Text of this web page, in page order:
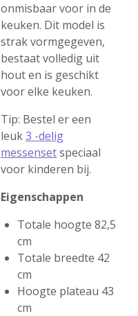
onmisbaar voor in de
keuken. Dit model is
strak vormgegeven,
bestaat volledig uit
hout en is geschikt
voor elke keuken.
Tip: Bestel er een
leuk3 -delig
messensetspeciaal
voor kinderen bij.
Eigenschappen
Totale hoogte 82,5
cm
Totale breedte 42
cm
Hoogte plateau 43
cm